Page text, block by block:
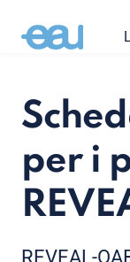
per i
REVEAL-